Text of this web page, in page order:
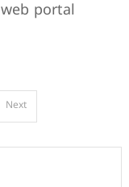
web portal
Next